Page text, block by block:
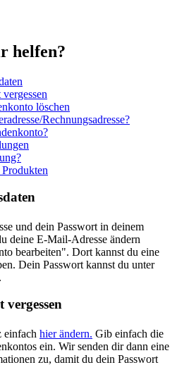
helfen?
löschen
Rechnungsadresse?
und dein Passwort in deinem
deine E-Mail-Adresse ändern
bearbeiten". Dort kannst du eine
Dein Passwort kannst du unter
vergessen
einfach hier ändern. Gib einfach die
ein. Wir senden dir dann eine
zu, damit du dein Passwort